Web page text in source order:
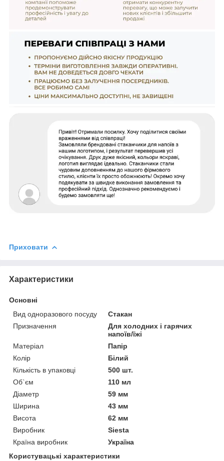
Приховати
Характеристики
Основні
Вид одноразового посуду
Стакан
Призначення
Для холодних і гарячих
напоїв/їжі
Матеріал
Папір
Колір
Білий
Кількість в упаковці
500 шт.
Об`єм
110 мл
Діаметр
59 мм
Ширина
43 мм
Висота
62 мм
Виробник
Siesta
Країна виробник
Україна
Користувацькі характеристики